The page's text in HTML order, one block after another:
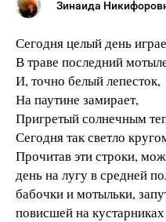
Зинаида
Сегодня целый день
В траве последний
И, точно белый лепесток,
На паутине замирает,
Пригретый солнечным
Сегодня так светло
Прочитав эти строки,
день на лугу в средней
бабочки и мотыльки,
повисшей на